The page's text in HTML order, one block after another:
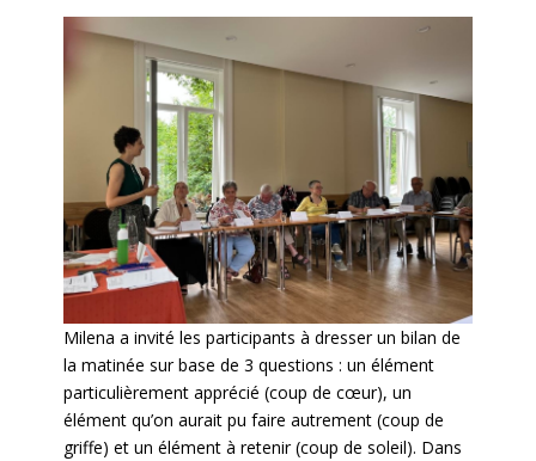
Milena a invité les participants à dresser un bilan de
la matinée sur base de 3 questions : un élément
particulièrement apprécié (coup de cœur), un
élément qu’on aurait pu faire autrement (coup de
griffe) et un élément à retenir (coup de soleil). Dans